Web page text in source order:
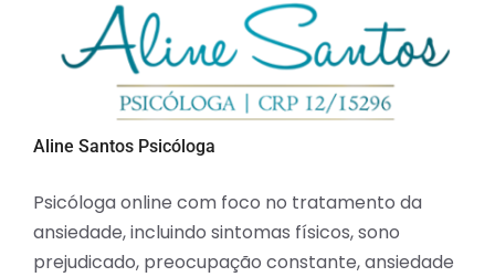
Aline Santos Psicóloga
Psicóloga online com foco no tratamento da
ansiedade, incluindo sintomas físicos, sono
prejudicado, preocupação constante, ansiedade